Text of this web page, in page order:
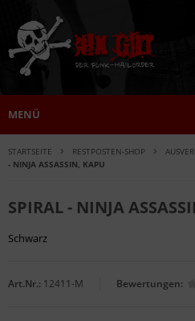
MENÜ
STARTSEITE RESTPOSTEN-SHOP
- NINJA ASSASSIN, KAPU
SPIRAL - NINJA
Schwarz
Art.Nr.: 12411-M Bewertungen: